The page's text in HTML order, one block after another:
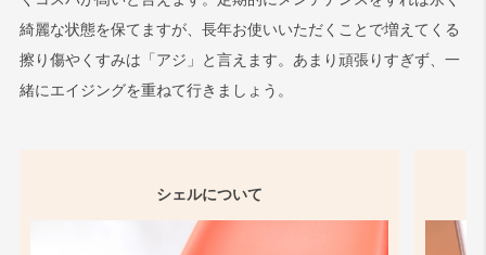
綺麗な状態を保てますが、長年お使いいただくことで増えてくる
擦り傷やくすみは「アジ」と言えます。あまり頑張りすぎず、一
緒にエイジングを重ねて行きましょう。
シェルについて